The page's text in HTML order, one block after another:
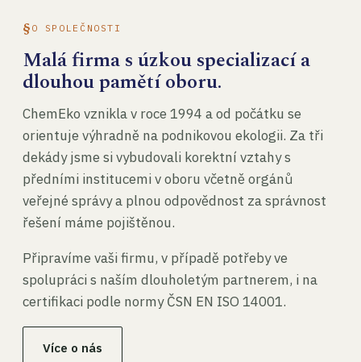
O SPOLEČNOSTI
Malá firma s úzkou specializací a
dlouhou pamětí oboru.
ChemEko vznikla v roce 1994 a od počátku se
orientuje výhradně na podnikovou ekologii. Za tři
dekády jsme si vybudovali korektní vztahy s
předními institucemi v oboru včetně orgánů
veřejné správy a plnou odpovědnost za správnost
řešení máme pojištěnou.
Připravíme vaši firmu, v případě potřeby ve
spolupráci s naším dlouholetým partnerem, i na
certifikaci podle normy ČSN EN ISO 14001.
Více o nás